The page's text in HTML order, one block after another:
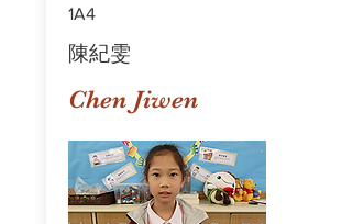
1A4
陳紀雯
Chen Jiwen